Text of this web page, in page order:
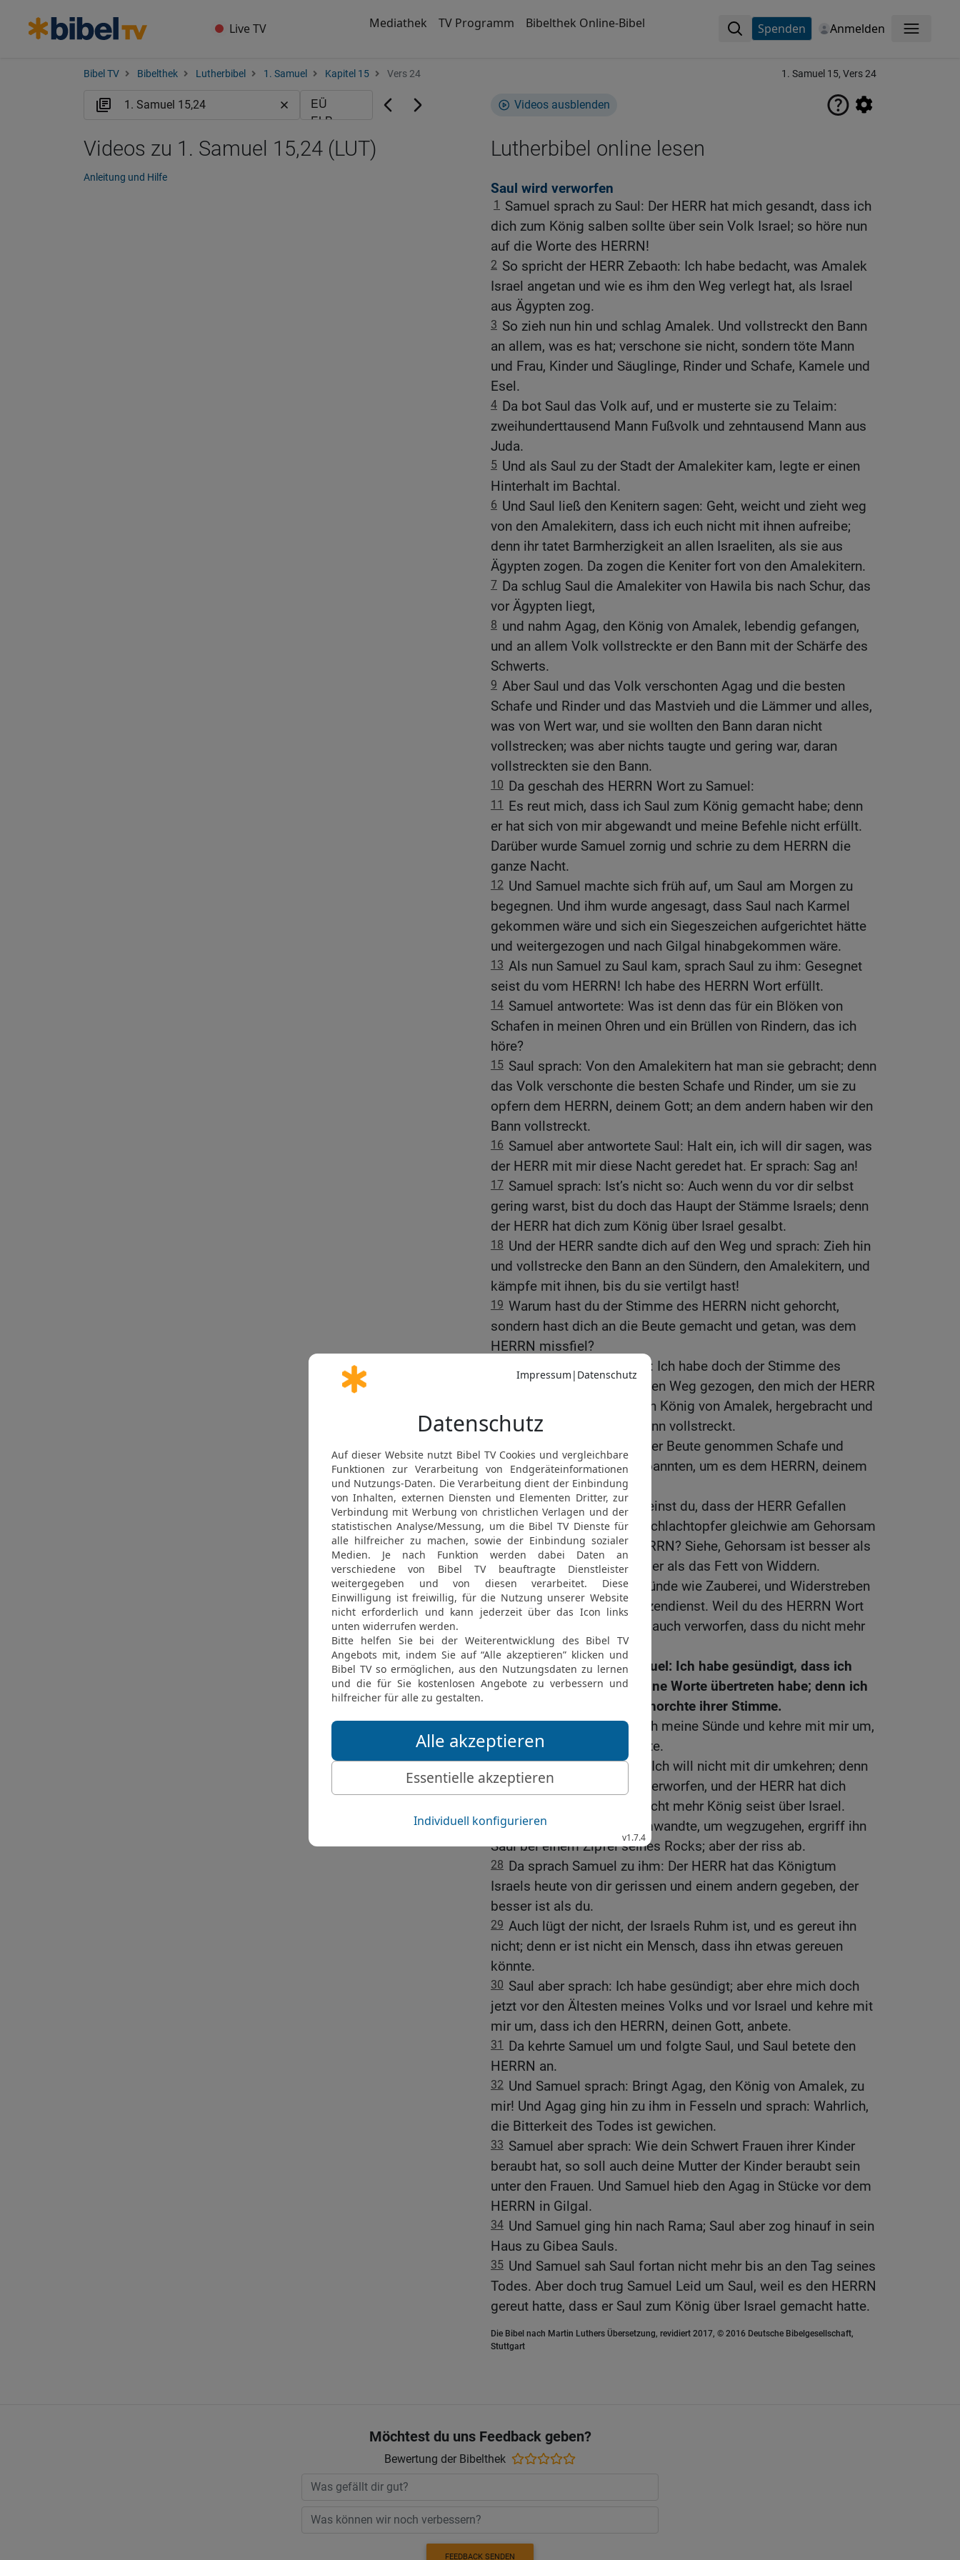
Live TV Mediathek TV Programm Bibelthek Online-Bibel Spenden Anmelden Menü
Bibel TV Bibelthek Lutherbibel 1. Samuel Kapitel 15 Vers 24 1. Samuel 15, Vers 24
Videos ausblenden
Lutherbibel online lesen
Saul wird verworfen
1
Samuel sprach zu Saul: Der HERR hat mich gesandt, dass ich
dich zum König salben sollte über sein Volk Israel; so höre nun
auf die Worte des HERRN!
2 So spricht der HERR Zebaoth: Ich habe bedacht, was Amalek
Israel angetan und wie es ihm den Weg verlegt hat, als Israel
aus Ägypten zog.
3 So zieh nun hin und schlag Amalek. Und vollstreckt den Bann
an allem, was es hat; verschone sie nicht, sondern töte Mann
und Frau, Kinder und Säuglinge, Rinder und Schafe, Kamele und
Esel.
4 Da bot Saul das Volk auf, und er musterte sie zu Telaim:
zweihunderttausend Mann Fußvolk und zehntausend Mann aus
Juda.
5 Und als Saul zu der Stadt der Amalekiter kam, legte er einen
Hinterhalt im Bachtal.
6 Und Saul ließ den Kenitern sagen: Geht, weicht und zieht weg
von den Amalekitern, dass ich euch nicht mit ihnen aufreibe;
denn ihr tatet Barmherzigkeit an allen Israeliten, als sie aus
Ägypten zogen. Da zogen die Keniter fort von den Amalekitern.
7 Da schlug Saul die Amalekiter von Hawila bis nach Schur, das
vor Ägypten liegt,
8 und nahm Agag, den König von Amalek, lebendig gefangen,
und an allem Volk vollstreckte er den Bann mit der Schärfe des
Schwerts.
9 Aber Saul und das Volk verschonten Agag und die besten
Schafe und Rinder und das Mastvieh und die Lämmer und alles,
was von Wert war, und sie wollten den Bann daran nicht
vollstrecken; was aber nichts taugte und gering war, daran
vollstreckten sie den Bann.
10 Da geschah des HERRN Wort zu Samuel:
11
Es reut mich, dass ich Saul zum König gemacht habe; denn
er hat sich von mir abgewandt und meine Befehle nicht erfüllt.
Darüber wurde Samuel zornig und schrie zu dem HERRN die
ganze Nacht.
12 Und Samuel machte sich früh auf, um Saul am Morgen zu
begegnen. Und ihm wurde angesagt, dass Saul nach Karmel
gekommen wäre und sich ein Siegeszeichen aufgerichtet hätte
und weitergezogen und nach Gilgal hinabgekommen wäre.
13 Als nun Samuel zu Saul kam, sprach Saul zu ihm: Gesegnet
seist du vom HERRN! Ich habe des HERRN Wort erfüllt.
14 Samuel antwortete: Was ist denn das für ein Blöken von
Schafen in meinen Ohren und ein Brüllen von Rindern, das ich
höre?
15 Saul sprach: Von den Amalekitern hat man sie gebracht; denn
das Volk verschonte die besten Schafe und Rinder, um sie zu
opfern dem HERRN, deinem Gott; an dem andern haben wir den
Bann vollstreckt.
16 Samuel aber antwortete Saul: Halt ein, ich will dir sagen, was
der HERR mit mir diese Nacht geredet hat. Er sprach: Sag an!
17 Samuel sprach: Ist’s nicht so: Auch wenn du vor dir selbst
gering warst, bist du doch das Haupt der Stämme Israels; denn
der HERR hat dich zum König über Israel gesalbt.
18 Und der HERR sandte dich auf den Weg und sprach: Zieh hin
und vollstrecke den Bann an den Sündern, den Amalekitern, und
kämpfe mit ihnen, bis du sie vertilgt hast!
19 Warum hast du der Stimme des HERRN nicht gehorcht,
sondern hast dich an die Beute gemacht und getan, was dem
HERRN missfiel?
Saul antwortete Samuel: Ich habe doch der Stimme des
HERRN gehorcht und bin den Weg gezogen, den mich der HERR
sandte, und habe Agag, den König von Amalek, hergebracht und
an den Amalekitern den Bann vollstreckt.
Aber das Volk hat von der Beute genommen Schafe und
Rinder, das Beste vom Gebannten, um es dem HERRN, deinem
Gott, zu opfern in Gilgal.
22 Samuel aber sprach: Meinst du, dass der HERR Gefallen
habe am Brandopfer und Schlachtopfer gleichwie am Gehorsam
gegen die Stimme des HERRN? Siehe, Gehorsam ist besser als
Opfer und Aufmerken besser als das Fett von Widdern.
23 Denn Ungehorsam ist Sünde wie Zauberei, und Widerstreben
ist wie Abgötterei und Götzendienst. Weil du des HERRN Wort
verworfen hast, hat er dich auch verworfen, dass du nicht mehr
König seist.
24 Da sprach Saul zu Samuel: Ich habe gesündigt, dass ich
des HERRN Befehl und deine Worte übertreten habe; denn ich
fürchtete das Volk und gehorchte ihrer Stimme.
25 Und nun, vergib mir doch meine Sünde und kehre mit mir um,
dass ich den HERRN anbete.
26 Samuel sprach zu Saul: Ich will nicht mit dir umkehren; denn
du hast des HERRN Wort verworfen, und der HERR hat dich
auch verworfen, dass du nicht mehr König seist über Israel.
27 Und als sich Samuel umwandte, um wegzugehen, ergriff ihn
Saul bei einem Zipfel seines Rocks; aber der riss ab.
28 Da sprach Samuel zu ihm: Der HERR hat das Königtum
Israels heute von dir gerissen und einem andern gegeben, der
besser ist als du.
29 Auch lügt der nicht, der Israels Ruhm ist, und es gereut ihn
nicht; denn er ist nicht ein Mensch, dass ihn etwas gereuen
könnte.
30 Saul aber sprach: Ich habe gesündigt; aber ehre mich doch
jetzt vor den Ältesten meines Volks und vor Israel und kehre mit
mir um, dass ich den HERRN, deinen Gott, anbete.
31
Da kehrte Samuel um und folgte Saul, und Saul betete den
HERRN an.
32 Und Samuel sprach: Bringt Agag, den König von Amalek, zu
mir! Und Agag ging hin zu ihm in Fesseln und sprach: Wahrlich,
die Bitterkeit des Todes ist gewichen.
33 Samuel aber sprach: Wie dein Schwert Frauen ihrer Kinder
beraubt hat, so soll auch deine Mutter der Kinder beraubt sein
unter den Frauen. Und Samuel hieb den Agag in Stücke vor dem
HERRN in Gilgal.
34 Und Samuel ging hin nach Rama; Saul aber zog hinauf in sein
Haus zu Gibea Sauls.
35 Und Samuel sah Saul fortan nicht mehr bis an den Tag seines
Todes. Aber doch trug Samuel Leid um Saul, weil es den HERRN
gereut hatte, dass er Saul zum König über Israel gemacht hatte.
Die Bibel nach Martin Luthers Übersetzung, revidiert 2017, © 2016 Deutsche Bibelgesellschaft,
Stuttgart
Videos zu 1. Samuel 15,24 (LUT)
Anleitung und Hilfe
Möchtest du uns Feedback geben?
Bewertung der Bibelthek
FEEDBACK SENDEN